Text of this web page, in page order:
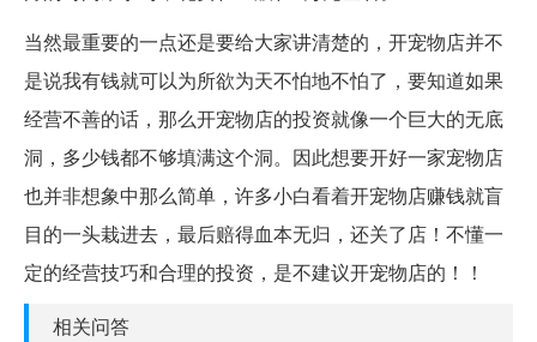
当然最重要的一点还是要给大家讲清楚的，开宠物店并不
是说我有钱就可以为所欲为天不怕地不怕了，要知道如果
经营不善的话，那么开宠物店的投资就像一个巨大的无底
洞，多少钱都不够填满这个洞。因此想要开好一家宠物店
也并非想象中那么简单，许多小白看着开宠物店赚钱就盲
目的一头栽进去，最后赔得血本无归，还关了店！不懂一
定的经营技巧和合理的投资，是不建议开宠物店的！！
相关问答